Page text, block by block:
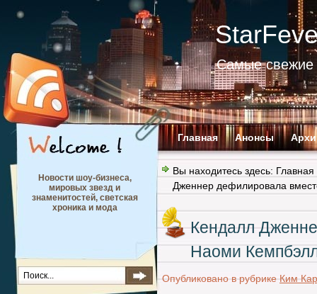
Самые свежие
Главная Анонсы
Новости шоу-бизнеса,
мировых звезд и
знаменитостей, светская
хроника и мода
Вы находитесь здесь: Главная
Дженнер дефилировала
Кендалл
Наоми
Опубликовано в рубрике Ким